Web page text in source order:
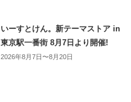
いーすとけん。新テーマストア in
東京駅一番街 8月7日より開催!
2026年8月7日〜8月20日